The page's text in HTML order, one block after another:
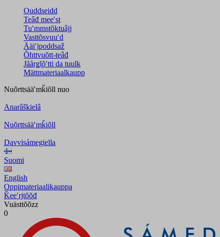
Ouddseidd
Teâđ meeʹst
Tuʹmmstõktuâjj
Vasttõsvuuʹd
Ääiʹjpoddsaž
Õhttvuõtt-teâđ
Jåårǥlõʹtti da tuulk
Mättmateriaalkaupp
Nuõrttsääʹmǩiõll nuo
Anarâškielâ
Nuõrttsääʹmǩiõll
Davvisámegiella
Suomi
English
Oppimateriaalikauppa
Ǩeeʹrjtõõđ
Vuästtõõzz
0